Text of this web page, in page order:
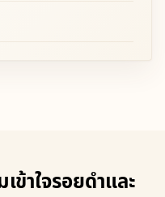
ข้าใจรอยดำและ